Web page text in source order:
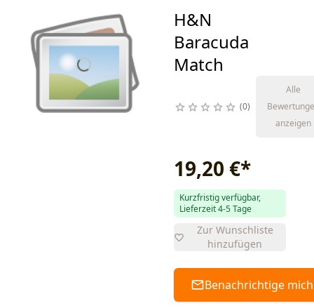
H&N
Baracuda
Match
0
Alle
anzeigen
19,20 €*
Kurzfristig verfügbar,
Lieferzeit 4-5 Tage
Zur Wunschliste
hinzufügen
Benachrichtige mich